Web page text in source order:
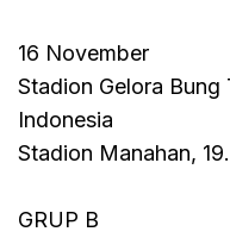
16 November
Stadion Gelora
Indonesia
Stadion Manahan,
GRUP B